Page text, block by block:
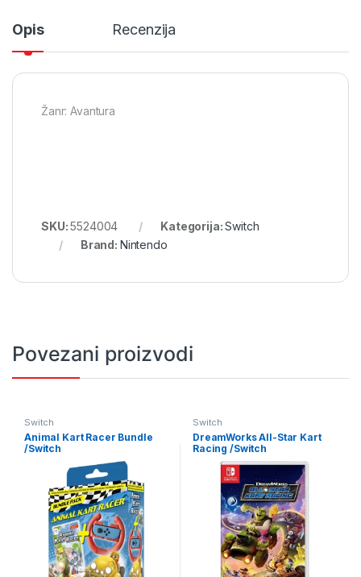
Opis Recenzija
Žanr: Avantura
SKU:5524004 Kategorija:Switch
Brand: Nintendo
Povezani proizvodi
Switch
Animal Kart Racer Bundle
/Switch
Switch
DreamWorks All-Star Kart
Racing /Switch